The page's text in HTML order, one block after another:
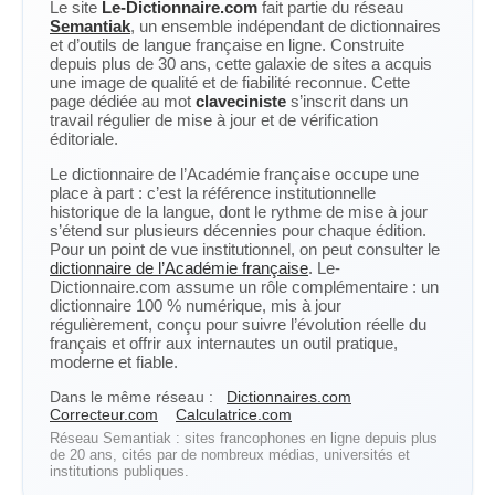
Le site Le-Dictionnaire.com fait partie du réseau
Semantiak, un ensemble indépendant de dictionnaires
et d’outils de langue française en ligne. Construite
depuis plus de 30 ans, cette galaxie de sites a acquis
une image de qualité et de fiabilité reconnue. Cette
page dédiée au mot claveciniste s’inscrit dans un
travail régulier de mise à jour et de vérification
éditoriale.
Le dictionnaire de l’Académie française occupe une
place à part : c’est la référence institutionnelle
historique de la langue, dont le rythme de mise à jour
s’étend sur plusieurs décennies pour chaque édition.
Pour un point de vue institutionnel, on peut consulter le
dictionnaire de l’Académie française. Le-
Dictionnaire.com assume un rôle complémentaire : un
dictionnaire 100 % numérique, mis à jour
régulièrement, conçu pour suivre l’évolution réelle du
français et offrir aux internautes un outil pratique,
moderne et fiable.
Dans le même réseau :
Dictionnaires.com
Correcteur.com
Calculatrice.com
Réseau Semantiak : sites francophones en ligne depuis plus
de 20 ans, cités par de nombreux médias, universités et
institutions publiques.